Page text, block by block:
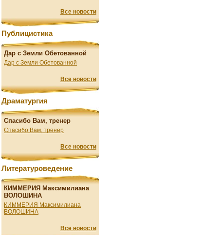
Все новости
Публицистика
Дар с Земли Обетованной
Дар с Земли Обетованной
Все новости
Драматургия
Спасибо Вам, тренер
Спасибо Вам, тренер
Все новости
Литературоведение
КИММЕРИЯ Максимилиана
ВОЛОШИНА
КИММЕРИЯ Максимилиана
ВОЛОШИНА
Все новости